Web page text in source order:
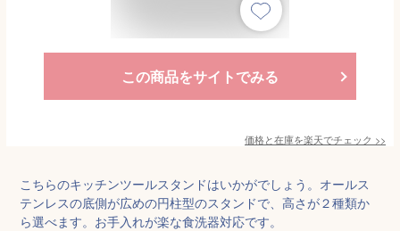
この商品をサイトでみる
価格と在庫を楽天でチェック >>
こちらのキッチンツールスタンドはいかがでしょう。オールス
テンレスの底側が広めの円柱型のスタンドで、高さが２種類か
ら選べます。お手入れが楽な食洗器対応です。